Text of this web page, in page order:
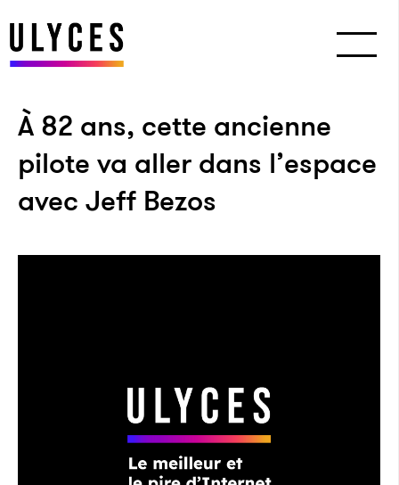
À 82 ans, cette ancienne
pilote va aller dans l’espace
avec Jeff Bezos